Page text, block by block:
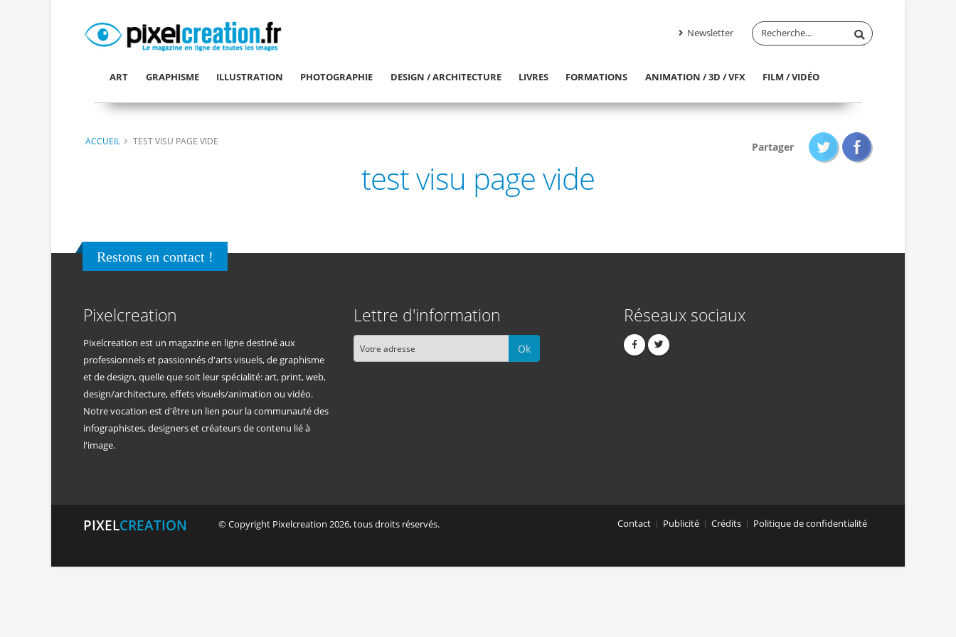
Newsletter
ART GRAPHISME ILLUSTRATION PHOTOGRAPHIE DESIGN / ARCHITECTURE LIVRES FORMATIONS ANIMATION / 3D / VFX FILM / VIDÉO
ACCUEIL TEST VISU PAGE VIDE Partager
test visu page vide
Restons en contact !
Pixelcreation
Pixelcreation est un magazine en ligne destiné aux
professionnels et passionnés d'arts visuels, de graphisme
et de design, quelle que soit leur spécialité: art, print, web,
design/architecture, effets visuels/animation ou vidéo.
Notre vocation est d'être un lien pour la communauté des
infographistes, designers et créateurs de contenu lié à
l'image.
Lettre d'information
Ok
Réseaux sociaux
PIXELCREATION © Copyright Pixelcreation 2026, tous droits réservés. Contact Publicité Crédits Politique de confidentialité